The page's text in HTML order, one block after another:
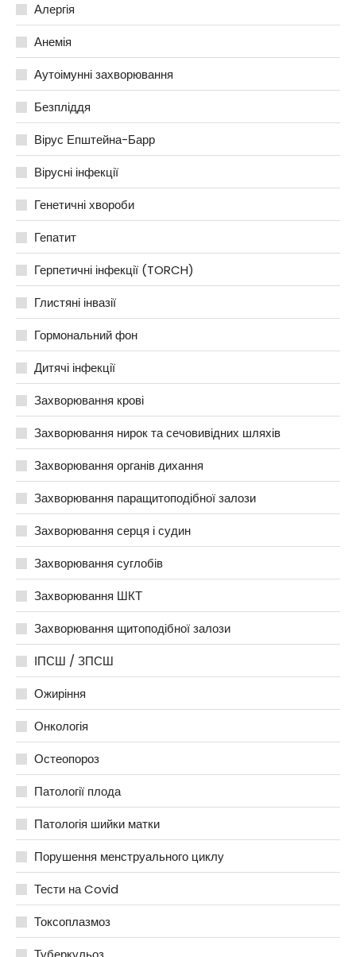
Алергія
Анемія
Аутоімунні захворювання
Безпліддя
Вірус Епштейна-Барр
Вірусні інфекції
Генетичні хвороби
Гепатит
Герпетичні інфекції (TORCH)
Глистяні інвазії
Гормональний фон
Дитячі інфекції
Захворювання крові
Захворювання нирок та сечовивідних шляхів
Захворювання органів дихання
Захворювання паращитоподібної залози
Захворювання серця і судин
Захворювання суглобів
Захворювання ШКТ
Захворювання щитоподібної залози
ІПСШ / ЗПСШ
Ожиріння
Онкологія
Остеопороз
Патології плода
Патологія шийки матки
Порушення менструального циклу
Тести на Covid
Токсоплазмоз